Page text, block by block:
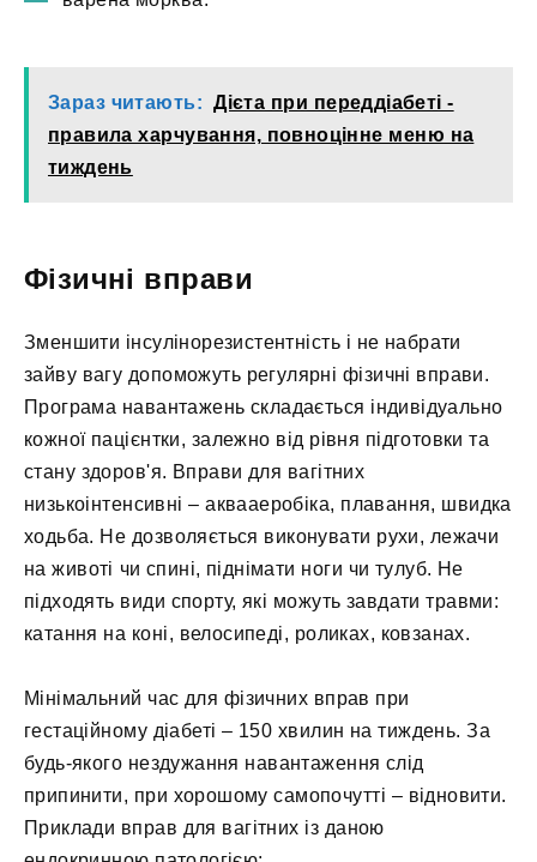
Зараз читають: Дієта при переддіабеті -
правила харчування, повноцінне меню на
тиждень
Фізичні вправи
Зменшити інсулінорезистентність і не набрати
зайву вагу допоможуть регулярні фізичні вправи.
Програма навантажень складається індивідуально
кожної пацієнтки, залежно від рівня підготовки та
стану здоров'я. Вправи для вагітних
низькоінтенсивні – аквааеробіка, плавання, швидка
ходьба. Не дозволяється виконувати рухи, лежачи
на животі чи спині, піднімати ноги чи тулуб. Не
підходять види спорту, які можуть завдати травми:
катання на коні, велосипеді, роликах, ковзанах.
Мінімальний час для фізичних вправ при
гестаційному діабеті – 150 хвилин на тиждень. За
будь-якого нездужання навантаження слід
припинити, при хорошому самопочутті – відновити.
Приклади вправ для вагітних із даною